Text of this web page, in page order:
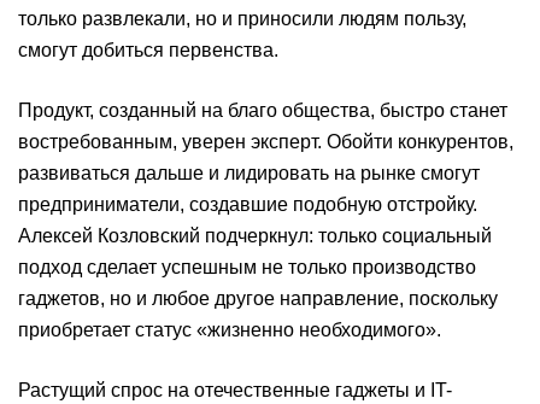
только развлекали, но и приносили людям пользу,
смогут добиться первенства.
Продукт, созданный на благо общества, быстро станет
востребованным, уверен эксперт. Обойти конкурентов,
развиваться дальше и лидировать на рынке смогут
предприниматели, создавшие подобную отстройку.
Алексей Козловский подчеркнул: только социальный
подход сделает успешным не только производство
гаджетов, но и любое другое направление, поскольку
приобретает статус «жизненно необходимого».
Растущий спрос на отечественные гаджеты и IT-